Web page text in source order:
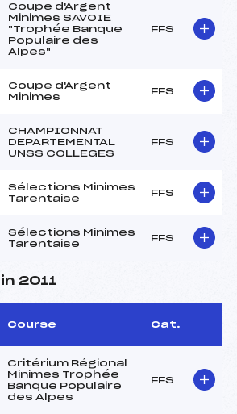
Coupe d'Argent
Minimes SAVOIE
"Trophée Banque
Populaire des
Alpes"
FFS
Coupe d'Argent
Minimes
FFS
CHAMPIONNAT
DEPARTEMENTAL
UNSS COLLEGES
FFS
Sélections Minimes
Tarentaise
FFS
Sélections Minimes
Tarentaise
FFS
2011
Course Cat.
Critérium Régional
Minimes Trophée
Banque Populaire
des Alpes
FFS